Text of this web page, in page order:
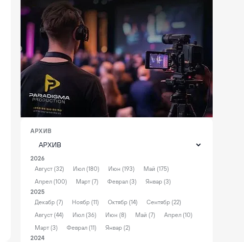
АРХИВ
2026
Август (32)
Июл (180) Июн (193)
Май (175)
Апрел (100)
Март (7) Феврал (3)
Январ (3)
2025
Декабр (7)
Ноябр (11) Октябр (14)
Сентябр (22)
Август (44)
Июл (36) Июн (8) Май (7)
Апрел (10)
Март (3)
Феврал (11)
Январ (2)
2024